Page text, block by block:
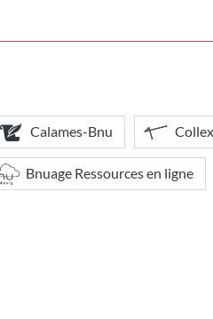
Calames-Bnu Collex
Bnuage Ressources en ligne